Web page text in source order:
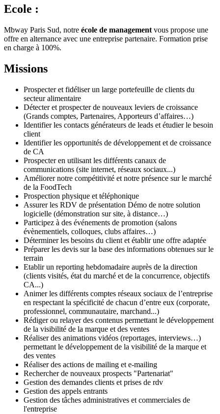
Ecole :
Mbway Paris Sud, notre école de management vous propose une
offre en alternance avec une entreprise partenaire. Formation prise
en charge à 100%.
Missions
Prospecter et fidéliser un large portefeuille de clients du
secteur alimentaire
Détecter et prospecter de nouveaux leviers de croissance
(Grands comptes, Partenaires, Apporteurs d’affaires…)
Identifier les contacts générateurs de leads et étudier le besoin
client
Identifier les opportunités de développement et de croissance
de CA
Prospecter en utilisant les différents canaux de
communications (site internet, réseaux sociaux...)
Améliorer notre compétitivité et notre présence sur le marché
de la FoodTech
Prospection physique et téléphonique
Assurer les RDV de présentation Démo de notre solution
logicielle (démonstration sur site, à distance…)
Participez à des événements de promotion (salons
évènementiels, colloques, clubs affaires…)
Déterminer les besoins du client et établir une offre adaptée
Préparer les devis sur la base des informations obtenues sur le
terrain
Etablir un reporting hebdomadaire auprès de la direction
(clients visités, état du marché et de la concurrence, objectifs
CA...)
Animer les différents comptes réseaux sociaux de l’entreprise
en respectant la spécificité de chacun d’entre eux (corporate,
professionnel, communautaire, marchand...)
Rédiger ou relayer des contenus permettant le développement
de la visibilité de la marque et des ventes
Réaliser des animations vidéos (reportages, interviews…)
permettant le développement de la visibilité de la marque et
des ventes
Réaliser des actions de mailing et e-mailing
Rechercher de nouveaux prospects "Partenariat"
Gestion des demandes clients et prises de rdv
Gestion des appels entrants
Gestion des tâches administratives et commerciales de
l'entreprise